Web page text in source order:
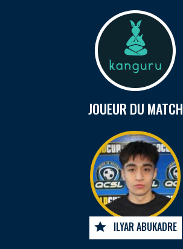
JOUEUR DU MATCH
ILYAR ABUKADRE